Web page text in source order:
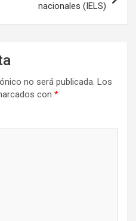
nacionales (IELS)
no será publicada. Los
con *